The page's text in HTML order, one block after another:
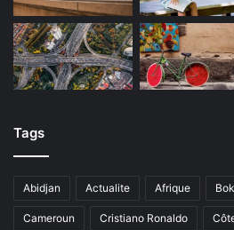
Tags
Abidjan Actualite Afrique
Cameroun Cristiano Ronaldo